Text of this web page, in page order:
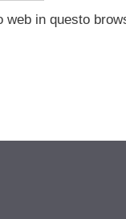
web in questo